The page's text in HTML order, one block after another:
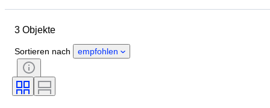
Herkunftsland
Geschlecht
Zustand
Epoche
Schuhgröße
3 Objekte
Sortieren nach empfohlen